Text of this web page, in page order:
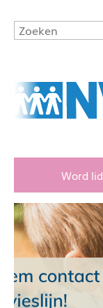
Word lid